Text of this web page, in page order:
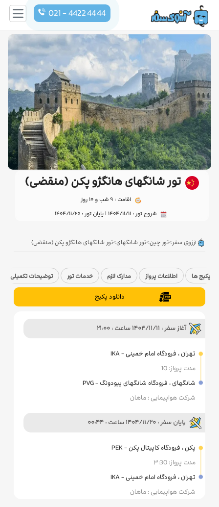
021 - 4422 44 44
تور شانگهای هانگژو پکن (منقضی)
اقامت : 9 شب و 10 روز
شروع تور : 1404/11/11 | پایان تور : 1404/11/20
آرزوی سفر>تور چین>تور شانگهای>تور شانگهای هانگژو پکن (منقضی)
پکیج ها اطلاعات پرواز مدارک لازم خدمات تور توضیحات تکمیلی
دانلود پکیج
آغاز سفر : 1404/11/11 ساعت : 21:00
تهران ، فرودگاه امام خمینی - IKA
مدت پرواز: 10
شانگهای ، فرودگاه شانگهای پیودونگ - PVG
شرکت هواپیمایی : ماهان
پایان سفر : 1404/11/20 ساعت : 00:44
پکن ، فرودگاه کاپیتال پکن - PEK
مدت پرواز: ۳:30
تهران ، فرودگاه امام خمینی - IKA
شرکت هواپیمایی : ماهان